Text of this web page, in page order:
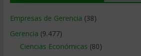
Empresas de Gerencia (38)
Gerencia (9.477)
Ciencias Económicas (80)